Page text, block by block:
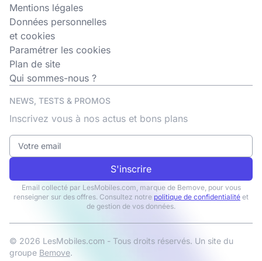
Mentions légales
Données personnelles
et cookies
Paramétrer les cookies
Plan de site
Qui sommes-nous ?
NEWS, TESTS & PROMOS
Inscrivez vous à nos actus et bons plans
S'inscrire
Email collecté par LesMobiles.com, marque de Bemove, pour vous
renseigner sur des offres. Consultez notre politique de confidentialité et
de gestion de vos données.
© 2026 LesMobiles.com - Tous droits réservés. Un site du
groupe Bemove.